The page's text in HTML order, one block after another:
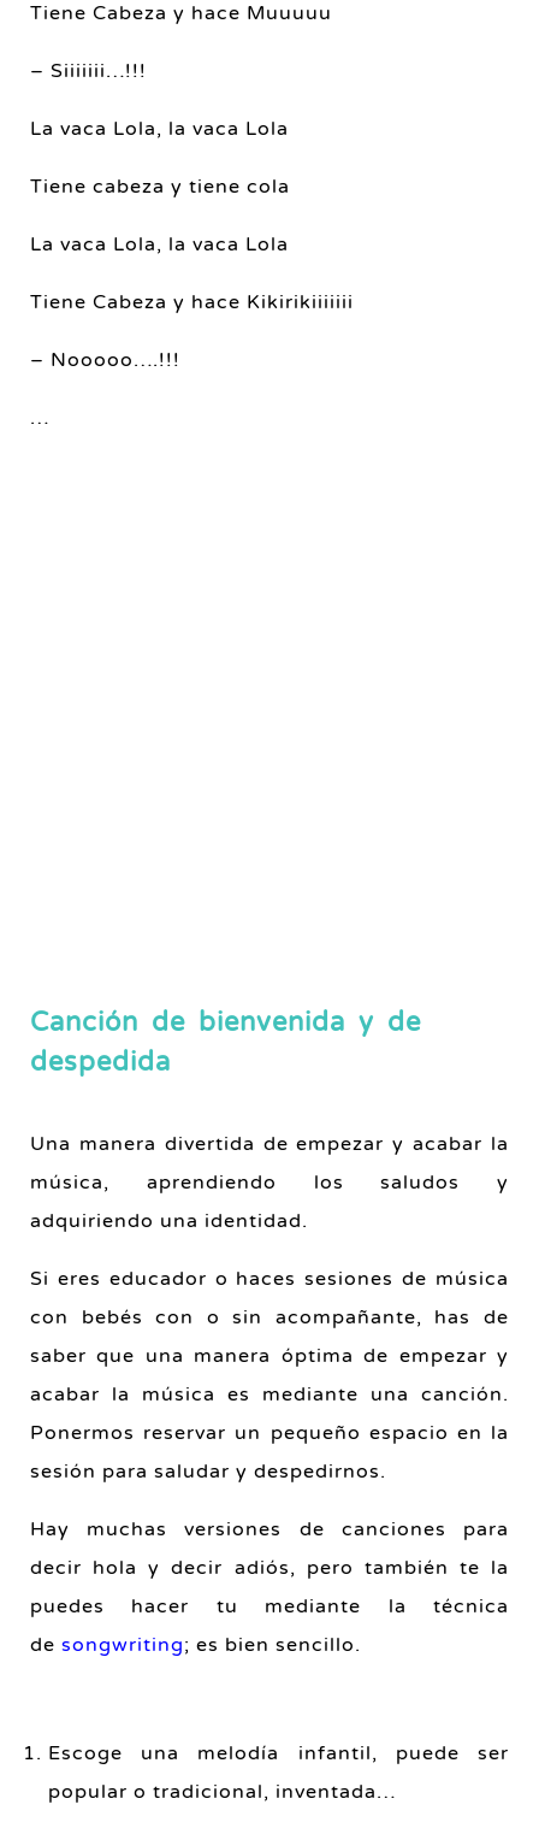
Tiene Cabeza y hace Muuuuu
– Siiiiiii…!!!
La vaca Lola, la vaca Lola
Tiene cabeza y tiene cola
La vaca Lola, la vaca Lola
Tiene Cabeza y hace Kikirikiiiiiii
– Nooooo….!!!
…
Canción de bienvenida y de
despedida
Una manera divertida de empezar y acabar la
música, aprendiendo los saludos y
adquiriendo una identidad.
Si eres educador o haces sesiones de música
con bebés con o sin acompañante, has de
saber que una manera óptima de empezar y
acabar la música es mediante una canción.
Ponermos reservar un pequeño espacio en la
sesión para saludar y despedirnos.
Hay muchas versiones de canciones para
decir hola y decir adiós, pero también te la
puedes hacer tu mediante la técnica
de songwriting; es bien sencillo.
Escoge una melodía infantil, puede ser
popular o tradicional, inventada…